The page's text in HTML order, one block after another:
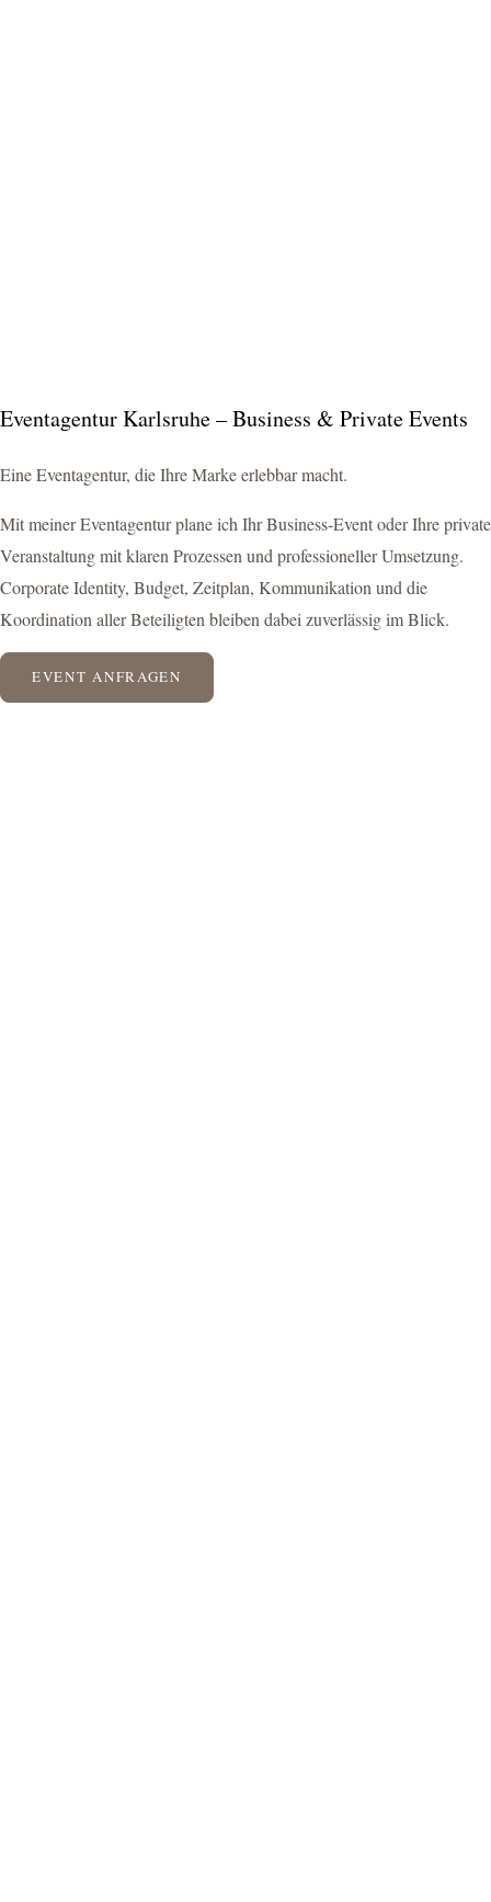
Eventagentur Karlsruhe – Business & Private Events
Eine Eventagentur, die Ihre Marke erlebbar macht.
Mit meiner Eventagentur plane ich Ihr Business-Event oder Ihre private
Veranstaltung mit klaren Prozessen und professioneller Umsetzung.
Corporate Identity, Budget, Zeitplan, Kommunikation und die
Koordination aller Beteiligten bleiben dabei zuverlässig im Blick.
EVENT ANFRAGEN